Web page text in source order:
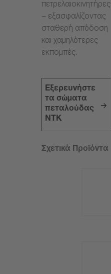
πετρελαιοκινητήρες
– εξασφαλίζοντας
σταθερή απόδοση
και χαμηλότερες
εκπομπές.
Εξερευνήστε
τα σώματα
πεταλούδας
NTK
Σχετικά Προϊόντα